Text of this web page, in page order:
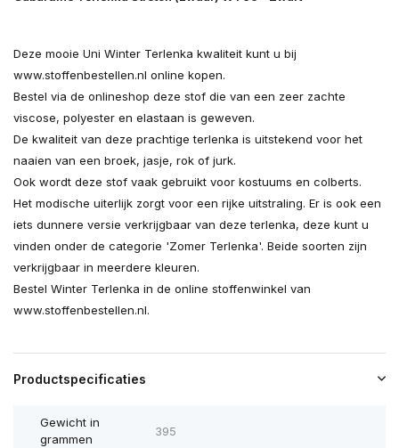
Deze mooie Uni Winter Terlenka kwaliteit kunt u bij
www.stoffenbestellen.nl online kopen.
Bestel via de onlineshop deze stof die van een zeer zachte
viscose, polyester en elastaan is geweven.
De kwaliteit van deze prachtige terlenka is uitstekend voor het
naaien van een broek, jasje, rok of jurk.
Ook wordt deze stof vaak gebruikt voor kostuums en colberts.
Het modische uiterlijk zorgt voor een rijke uitstraling. Er is ook een
iets dunnere versie verkrijgbaar van deze terlenka, deze kunt u
vinden onder de categorie 'Zomer Terlenka'. Beide soorten zijn
verkrijgbaar in meerdere kleuren.
Bestel Winter Terlenka in de online stoffenwinkel van
www.stoffenbestellen.nl.
Productspecificaties
Gewicht in
grammen
395